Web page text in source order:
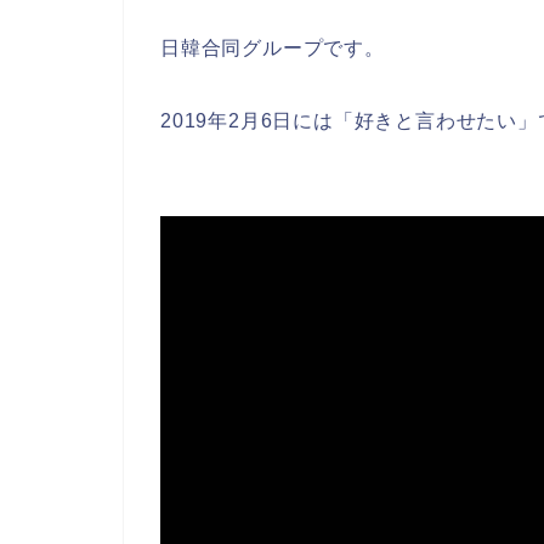
日韓合同グループです。
2019年2月6日には「好きと言わせたい」